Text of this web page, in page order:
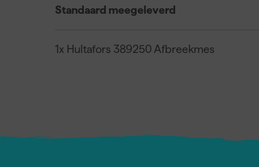
Standaard meegeleverd
1x Hultafors 389250 Afbreekmes